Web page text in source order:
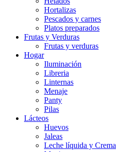
Hortalizas
Pescados y carnes
Platos preparados
Frutas y Verduras
Frutas y verduras
Hogar
Iluminación
Libreria
Linternas
Menaje
Panty
Pilas
Lácteos
Huevos
Jaleas
Leche líquida y Crema